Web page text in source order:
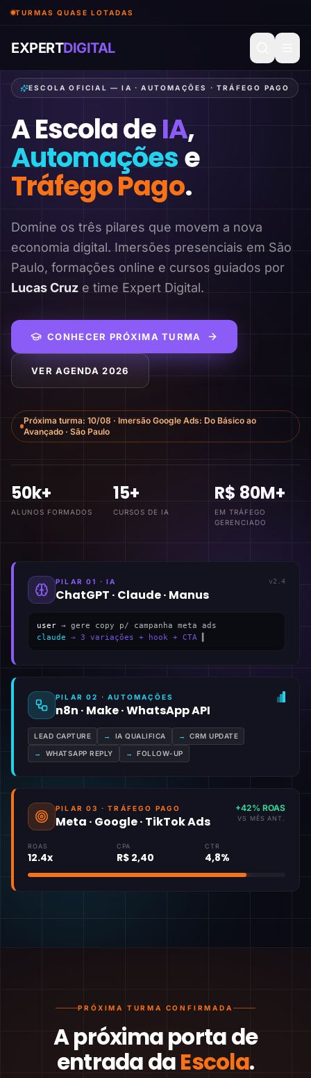
TURMAS QUASE LOTADAS
EXPERTDIGITAL
ESCOLA OFICIAL — IA · AUTOMAÇÕES · TRÁFEGO PAGO
A Escola deIA,
Automaçõese
Tráfego Pago.
Domine os três pilares que movem a nova
economia digital. Imersões presenciais em São
Paulo, formações online e cursos guiados por
Lucas Cruz e time Expert Digital.
CONHECER PRÓXIMA TURMA
VER AGENDA 2026
Próxima turma: 10/08 · Imersão Google Ads: Do Básico ao
Avançado · São Paulo
50k+
ALUNOS FORMADOS
15+
CURSOS DE IA
R$ 80M+
EM TRÁFEGO
GERENCIADO
PILAR 01 · IA
ChatGPT · Claude · Manus
v2.4
user → gere copy p/ campanha meta ads
claude → 3 variações + hook + CTA
PILAR 02 · AUTOMAÇÕES
n8n · Make · WhatsApp API
LEAD CAPTURE → IA QUALIFICA → CRM UPDATE
→ WHATSAPP REPLY → FOLLOW-UP
PILAR 03 · TRÁFEGO PAGO
Meta · Google · TikTok Ads
+42% ROAS
VS MÊS ANT.
ROAS
12.4x
CPA
R$ 2,40
CTR
4,8%
PRÓXIMA TURMA CONFIRMADA
A próxima porta de
entrada daEscola.